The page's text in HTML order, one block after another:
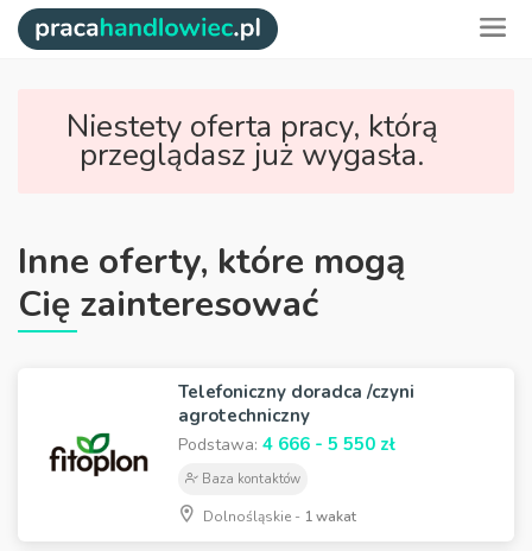
Niestety oferta pracy, którą
przeglądasz już wygasła.
Inne oferty, które mogą
Cię zainteresować
Telefoniczny doradca /czyni
agrotechniczny
Podstawa: 4 666 - 5 550 zł
Baza kontaktów
Dolnośląskie - 1 wakat